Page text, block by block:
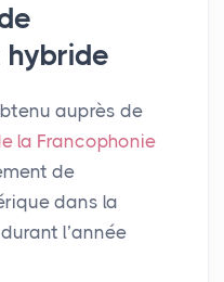
hybride
auprès de
la Francophonie
de
dans la
l’année